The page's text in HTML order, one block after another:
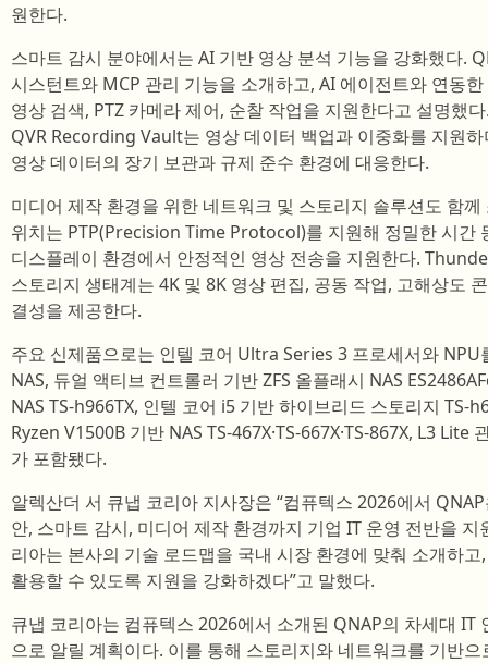
원한다.
스마트 감시 분야에서는 AI 기반 영상 분석 기능을 강화했다.
시스턴트와 MCP 관리 기능을 소개하고, AI 에이전트와 연동
영상 검색, PTZ 카메라 제어, 순찰 작업을 지원한다고 설명했
QVR Recording Vault는 영상 데이터 백업과 이중화를 지원
영상 데이터의 장기 보관과 규제 준수 환경에 대응한다.
미디어 제작 환경을 위한 네트워크 및 스토리지 솔루션도 함
위치는 PTP(Precision Time Protocol)를 지원해 정밀한 시간
디스플레이 환경에서 안정적인 영상 전송을 지원한다.
스토리지 생태계는 4K 및 8K 영상 편집, 공동 작업, 고해상도
결성을 제공한다.
주요 신제품으로는 인텔 코어 Ultra Series 3 프로세서와
NAS, 듀얼 액티브 컨트롤러 기반 ZFS 올플래시 NAS
NAS TS-h966TX, 인텔 코어 i5 기반 하이브리드 스토리지 TS-
Ryzen V1500B 기반 NAS TS-467X·TS-667X·TS-867X, L3
가 포함됐다.
알렉산더 서 큐냅 코리아 지사장은 “컴퓨텍스 2026에서
안, 스마트 감시, 미디어 제작 환경까지 기업 IT 운영 전반을
리아는 본사의 기술 로드맵을 국내 시장 환경에 맞춰 소개하
활용할 수 있도록 지원을 강화하겠다”고 말했다.
큐냅 코리아는 컴퓨텍스 2026에서 소개된 QNAP의 차세대 IT
으로 알릴 계획이다. 이를 통해 스토리지와 네트워크를 기반으